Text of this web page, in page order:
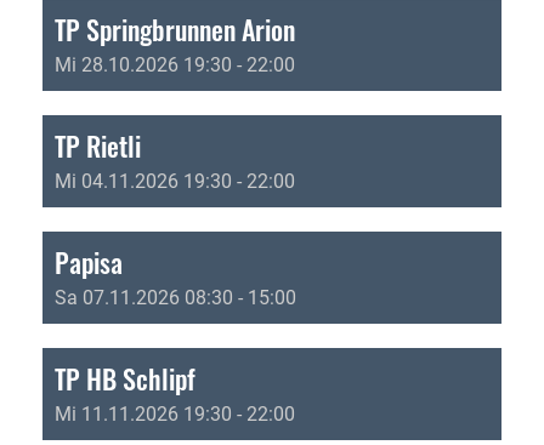
TP Springbrunnen Arion
Mi 28.10.2026 19:30 - 22:00
TP Rietli
Mi 04.11.2026 19:30 - 22:00
Papisa
Sa 07.11.2026 08:30 - 15:00
TP HB Schlipf
Mi 11.11.2026 19:30 - 22:00